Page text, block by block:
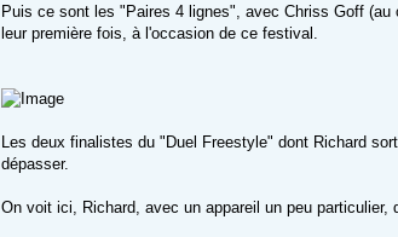
Puis ce sont les "Paires 4 lignes", avec Chriss Goff
leur première fois, à l'occasion de ce festival.
Les deux finalistes du "Duel Freestyle" dont Richard
dépasser.
On voit ici, Richard, avec un appareil un peu